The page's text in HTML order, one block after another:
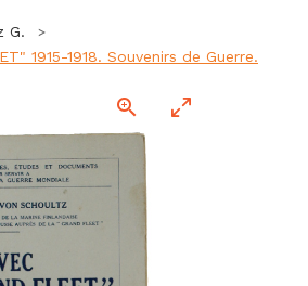
G.
1915-1918. Souvenirs de Guerre.